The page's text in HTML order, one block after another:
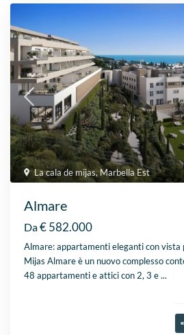
La cala de mijas,Marbella Est
Almare
Da€ 582.000
Almare: appartamenti eleganti con vista
Mijas Almare è un nuovo complesso
48 appartamenti e attici con 2, 3 e...